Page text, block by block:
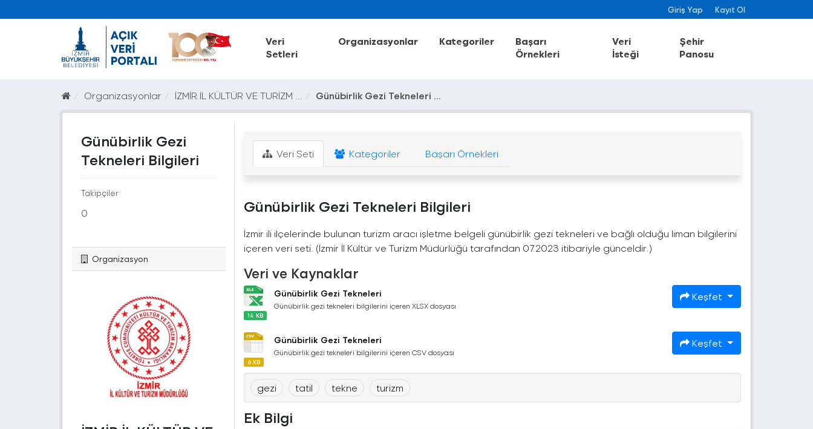
Giriş Yap Kayıt Ol
Veri
Setleri
Organizasyonlar Kategoriler
Başarı
Örnekleri
Veri
İsteği
Şehir
Panosu
Organizasyonlar İZMİR İL KÜLTÜR VE TURİZM ... Günübirlik Gezi Tekneleri ...
Günübirlik Gezi
Tekneleri Bilgileri
Takipçiler
0
Organizasyon
Veri Seti Kategoriler Başarı Örnekleri
Günübirlik Gezi Tekneleri Bilgileri
İzmir ili ilçelerinde bulunan turizm aracı işletme belgeli günübirlik gezi tekneleri ve bağlı olduğu liman bilgilerini
içeren veri seti. (İzmir İl Kültür ve Turizm Müdürlüğü tarafından 07.2023 itibariyle günceldir.)
Veri ve Kaynaklar
Günübirlik Gezi Tekneleri
Günübirlik gezi tekneleri bilgilerini içeren XLSX dosyası
14 KB
Keşfet
Günübirlik Gezi Tekneleri
Günübirlik gezi tekneleri bilgilerini içeren CSV dosyası
6 KB
Keşfet
gezi tatil tekne turizm
Ek Bilgi